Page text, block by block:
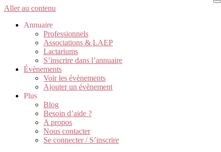
Aller au contenu
Annuaire
Professionnels
Associations & LAEP
Lactariums
S’inscrire dans l’annuaire
Évènements
Voir les évènements
Ajouter un évènement
Plus
Blog
Besoin d’aide ?
A propos
Nous contacter
Se connecter / S’inscrire